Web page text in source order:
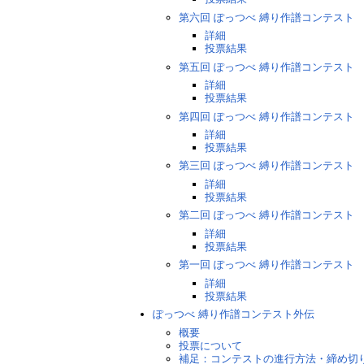
第六回 ぽっつべ 縛り作譜コンテスト
詳細
投票結果
第五回 ぽっつべ 縛り作譜コンテスト
詳細
投票結果
第四回 ぽっつべ 縛り作譜コンテスト
詳細
投票結果
第三回 ぽっつべ 縛り作譜コンテスト
詳細
投票結果
第二回 ぽっつべ 縛り作譜コンテスト
詳細
投票結果
第一回 ぽっつべ 縛り作譜コンテスト
詳細
投票結果
ぽっつべ 縛り作譜コンテスト外伝
概要
投票について
補足：コンテストの進行方法・締め切